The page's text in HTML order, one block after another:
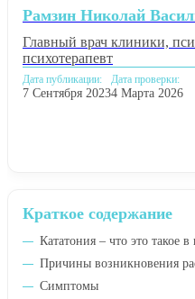
Краткое содержание
Кататония – что это такое
Причины возникновения
Симптомы
Рамзин Николай
Главный врач клиники,
психотерапевт
Дата публикации:
7 Сентября 2023
Дата проверки:
4 Марта 2026